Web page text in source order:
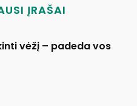
ĮRAŠAI
vėžį – padeda vos